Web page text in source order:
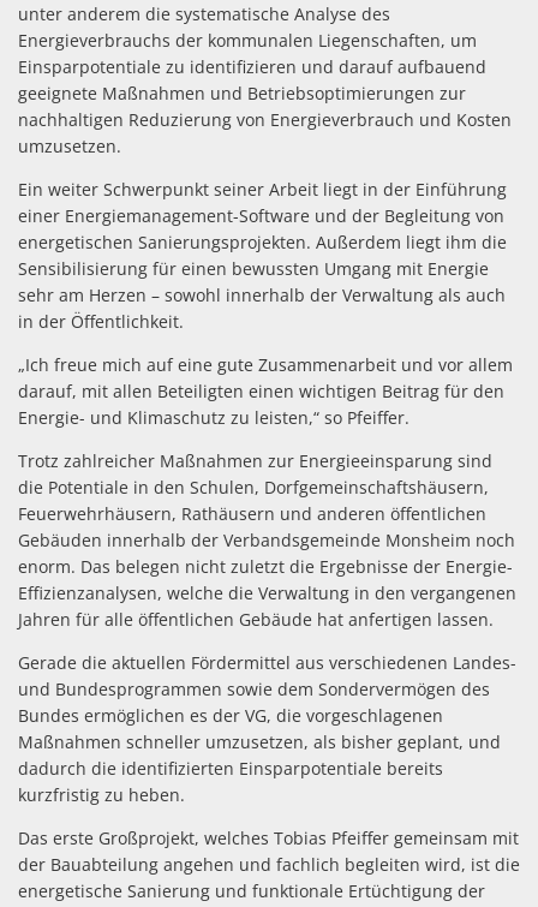
unter anderem die systematische Analyse des
Energieverbrauchs der kommunalen Liegenschaften, um
Einsparpotentiale zu identifizieren und darauf aufbauend
geeignete Maßnahmen und Betriebsoptimierungen zur
nachhaltigen Reduzierung von Energieverbrauch und Kosten
umzusetzen.
Ein weiter Schwerpunkt seiner Arbeit liegt in der Einführung
einer Energiemanagement-Software und der Begleitung von
energetischen Sanierungsprojekten. Außerdem liegt ihm die
Sensibilisierung für einen bewussten Umgang mit Energie
sehr am Herzen – sowohl innerhalb der Verwaltung als auch
in der Öffentlichkeit.
„Ich freue mich auf eine gute Zusammenarbeit und vor allem
darauf, mit allen Beteiligten einen wichtigen Beitrag für den
Energie- und Klimaschutz zu leisten,“ so Pfeiffer.
Trotz zahlreicher Maßnahmen zur Energieeinsparung sind
die Potentiale in den Schulen, Dorfgemeinschaftshäusern,
Feuerwehrhäusern, Rathäusern und anderen öffentlichen
Gebäuden innerhalb der Verbandsgemeinde Monsheim noch
enorm. Das belegen nicht zuletzt die Ergebnisse der Energie-
Effizienzanalysen, welche die Verwaltung in den vergangenen
Jahren für alle öffentlichen Gebäude hat anfertigen lassen.
Gerade die aktuellen Fördermittel aus verschiedenen Landes-
und Bundesprogrammen sowie dem Sondervermögen des
Bundes ermöglichen es der VG, die vorgeschlagenen
Maßnahmen schneller umzusetzen, als bisher geplant, und
dadurch die identifizierten Einsparpotentiale bereits
kurzfristig zu heben.
Das erste Großprojekt, welches Tobias Pfeiffer gemeinsam mit
der Bauabteilung angehen und fachlich begleiten wird, ist die
energetische Sanierung und funktionale Ertüchtigung der